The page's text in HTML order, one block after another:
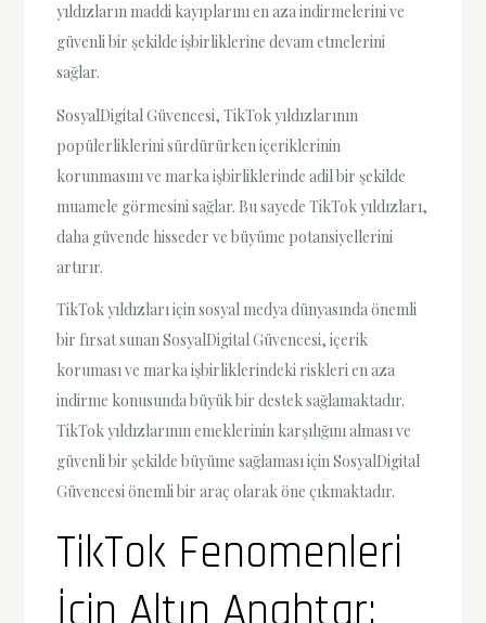
yıldızların maddi kayıplarını en aza indirmelerini ve
güvenli bir şekilde işbirliklerine devam etmelerini
sağlar.
SosyalDigital Güvencesi, TikTok yıldızlarının
popülerliklerini sürdürürken içeriklerinin
korunmasını ve marka işbirliklerinde adil bir şekilde
muamele görmesini sağlar. Bu sayede TikTok yıldızları,
daha güvende hisseder ve büyüme potansiyellerini
artırır.
TikTok yıldızları için sosyal medya dünyasında önemli
bir fırsat sunan SosyalDigital Güvencesi, içerik
koruması ve marka işbirliklerindeki riskleri en aza
indirme konusunda büyük bir destek sağlamaktadır.
TikTok yıldızlarının emeklerinin karşılığını alması ve
güvenli bir şekilde büyüme sağlaması için SosyalDigital
Güvencesi önemli bir araç olarak öne çıkmaktadır.
TikTok Fenomenleri